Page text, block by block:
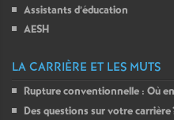
Assistants d’éducation
AESH
LA CARRIÈRE ET LES MUTS
Rupture conventionnelle : Où
Des questions sur votre carrière